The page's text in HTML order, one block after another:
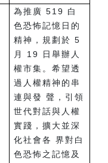
為推廣 519 白
色恐怖記憶日的
精神，規劃於 5
月 19 日舉辦人
權市集。希望透
過人權精神的串
連與發 聲，引領
世代對話與人權
實踐，擴大並深
化社會各 界對白
色恐怖之記憶及